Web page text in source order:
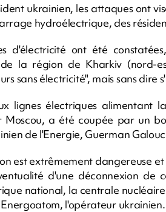
ukrainien, les attaques ont
hydroélectrique, des
d'électricité ont été
la région de Kharkiv (nord-
sans électricité", mais sans dire
lignes électriques alimentant
Moscou, a été coupée par un
de l'Energie, Guerman
est extrêmement dangereuse
d'une déconnexion de
national, la centrale
l'opérateur ukrainien.